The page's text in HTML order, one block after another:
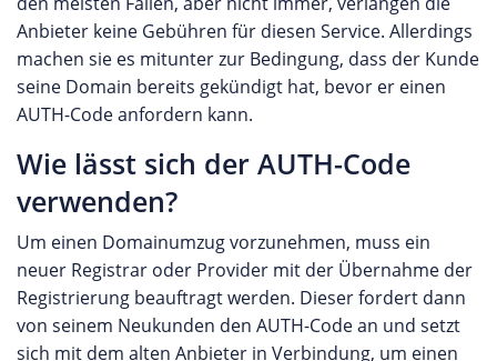
Anbieter keine Gebühren für diesen Service. Allerdings
machen sie es mitunter zur Bedingung, dass der Kunde
seine Domain bereits gekündigt hat, bevor er einen
AUTH-Code anfordern kann.
Wie lässt sich der AUTH-Code
verwenden?
Um einen Domainumzug vorzunehmen, muss ein
neuer Registrar oder Provider mit der Übernahme der
Registrierung beauftragt werden. Dieser fordert dann
von seinem Neukunden den AUTH-Code an und setzt
sich mit dem alten Anbieter in Verbindung, um einen